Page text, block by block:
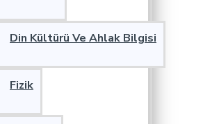
Din Kültürü Ve Ahlak Bilgisi
Fizik